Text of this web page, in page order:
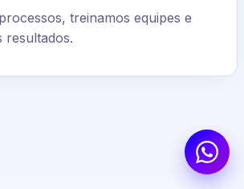
treinamos equipes e
resultados.